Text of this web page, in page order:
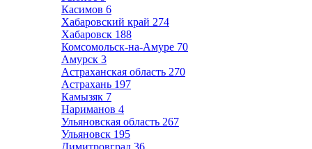
Касимов 6
Хабаровский край 274
Хабаровск 188
Комсомольск-на-Амуре 70
Амурск 3
Астраханская область 270
Астрахань 197
Камызяк 7
Нариманов 4
Ульяновская область 267
Ульяновск 195
Димитровград 36